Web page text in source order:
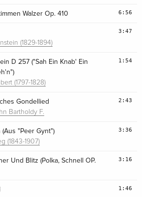
Walzer Op. 410 6:56
(1829-1894)
3:47
D 257 ("Sah Ein Knab' Ein
(1797-1828)
1:54
Gondellied
Bartholdy F.
2:43
(Aus "Peer Gynt")
(1843-1907)
3:36
Und Blitz (Polka, Schnell OP.
3:16
1:46